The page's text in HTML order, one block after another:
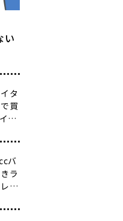
い
タ
買
ク
バ
ラ
ク